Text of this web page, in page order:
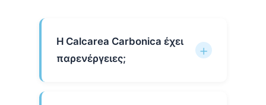
Η Calcarea Carbonica έχει
παρενέργειες;